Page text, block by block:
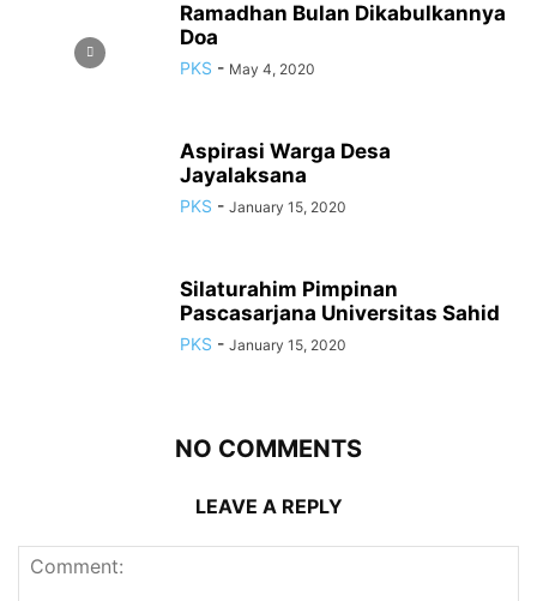
Ramadhan Bulan Dikabulkannya
Doa
PKS - May 4, 2020
Aspirasi Warga Desa
Jayalaksana
PKS - January 15, 2020
Silaturahim Pimpinan
Pascasarjana Universitas Sahid
PKS - January 15, 2020
NO COMMENTS
LEAVE A REPLY